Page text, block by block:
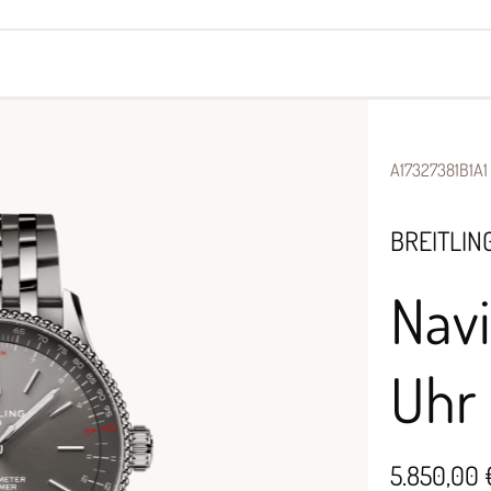
A17327381B1A1
Uhr
5.850,00